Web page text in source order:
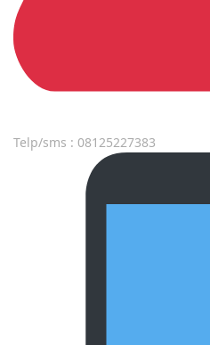
Telp/sms : 08125227383